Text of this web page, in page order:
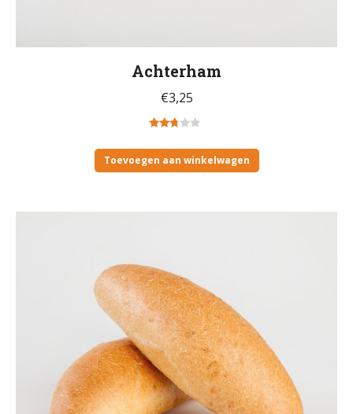
Achterham
€3,25
2.55
uit 5
Toevoegen aan winkelwagen